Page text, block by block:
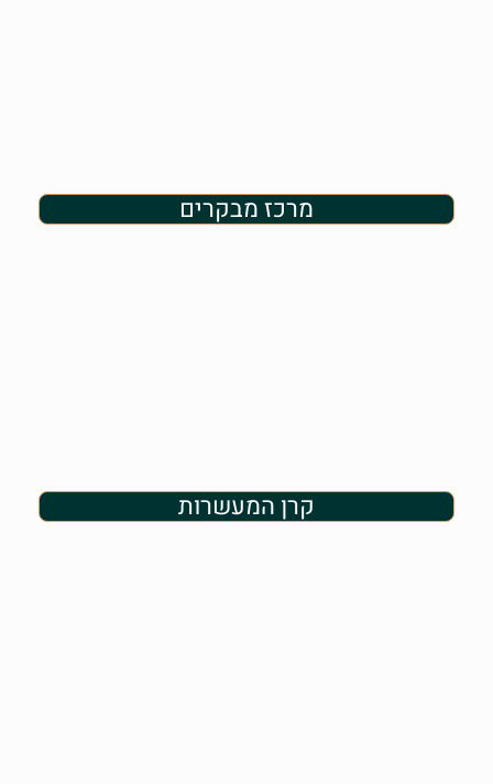
מרכז מבקרים
קרן המעשרות